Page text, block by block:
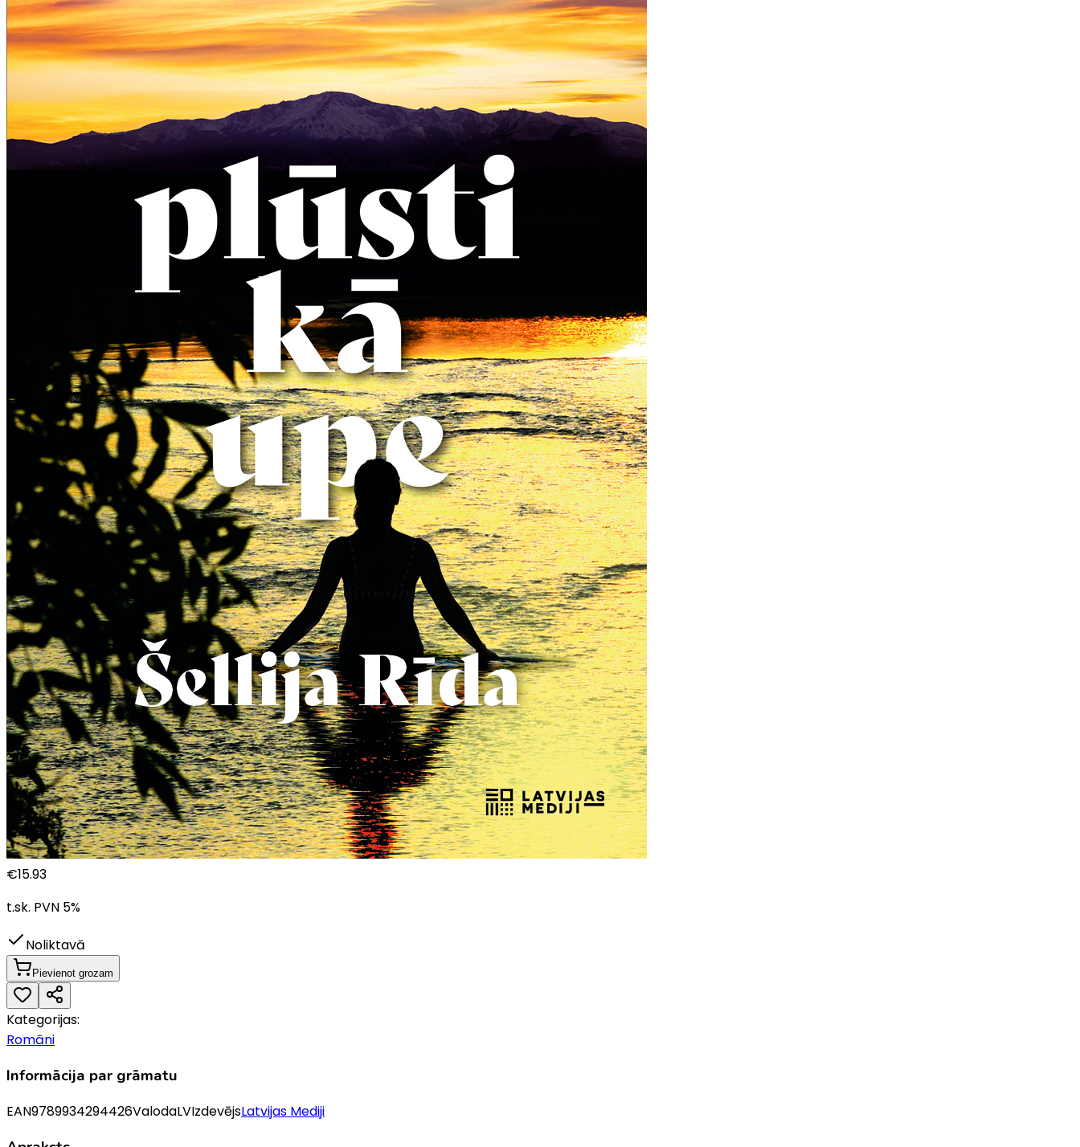
€15.93
t.sk. PVN 5%
Noliktavā
Pievienot grozam
Kategorijas:
Romāni
Informācija par grāmatu
EAN9789934294426ValodaLVIzdevējsLatvijas Mediji